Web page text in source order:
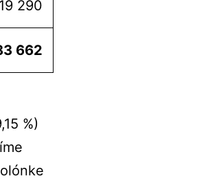
19 290
662
%)